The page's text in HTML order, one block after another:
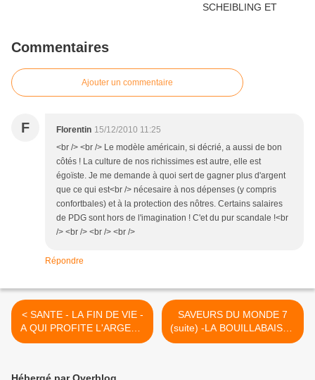
Commentaires
Ajouter un commentaire
F Florentin 15/12/2010 11:25
<br /> <br /> Le modèle américain, si décrié, a aussi de bon
côtés ! La culture de nos richissimes est autre, elle est
égoïste. Je me demande à quoi sert de gagner plus d'argent
que ce qui est<br /> nécesaire à nos dépenses (y compris
confortbales) et à la protection des nôtres. Certains salaires
de PDG sont hors de l'imagination ! C'et du pur scandale !<br
/> <br /> <br /> <br />
Répondre
< SANTE - LA FIN DE VIE -
A QUI PROFITE L'ARGENT
?
SAVEURS DU MONDE 7
(suite) -LA BOUILLABAISSE
>